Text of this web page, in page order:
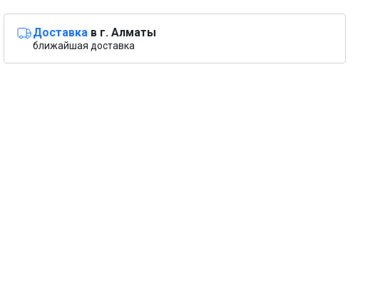
Доставка в г. Алматы
ближайшая доставка